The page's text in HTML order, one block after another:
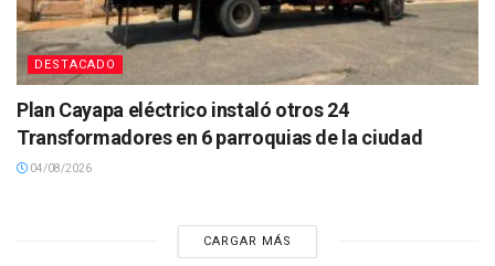
DESTACADO
Plan Cayapa eléctrico instaló otros 24
Transformadores en 6 parroquias de la ciudad
04/08/2026
CARGAR MÁS